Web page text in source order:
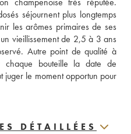
séjournent plus longtemps
les arômes primaires de ses
vieillissement de 2,5 à 3 ans
Autre point de qualité à
bouteille la date de
juger le moment opportun pour
DÉTAILLÉES